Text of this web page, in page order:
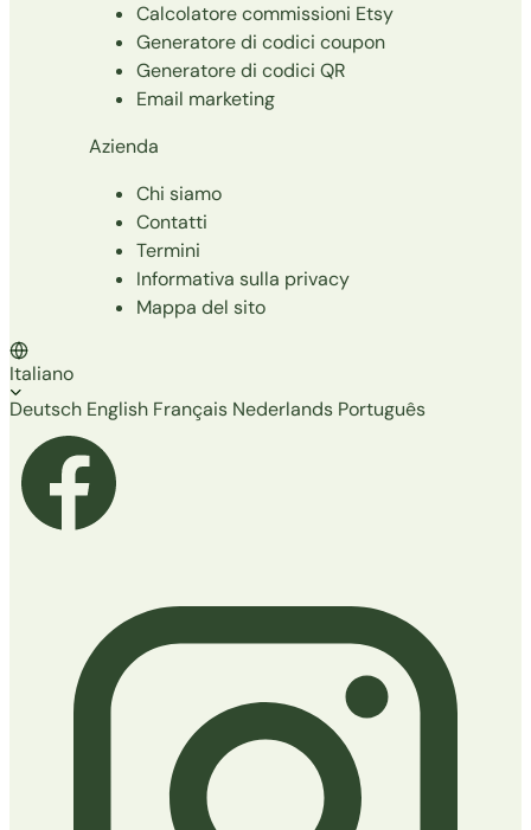
Calcolatore commissioni Etsy
Generatore di codici coupon
Generatore di codici QR
Email marketing
Azienda
Chi siamo
Contatti
Termini
Informativa sulla privacy
Mappa del sito
Italiano
Deutsch English Français Nederlands Português